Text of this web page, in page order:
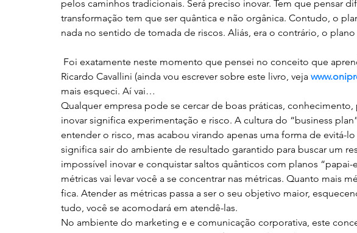
pelos caminhos tradicionais. Será preciso inovar. Tem que pensar
transformação tem que ser quântica e não orgânica. Contudo, o
nada no sentido de tomada de riscos. Aliás, era o contrário, o
Ricardo Cavallini (ainda vou escrever sobre este livro, veja
mais esqueci. Aí vai…
Qualquer empresa pode se cercar de boas práticas, conhecimento,
inovar significa experimentação e risco. A cultura do “business
entender o risco, mas acabou virando apenas uma forma de evitá-
significa sair do ambiente de resultado garantido para buscar um
impossível inovar e conquistar saltos quânticos com planos
métricas vai levar você a se concentrar nas métricas. Quanto mais
fica. Atender as métricas passa a ser o seu objetivo maior,
tudo, você se acomodará em atendê-las.
No ambiente do marketing e e comunicação corporativa, este